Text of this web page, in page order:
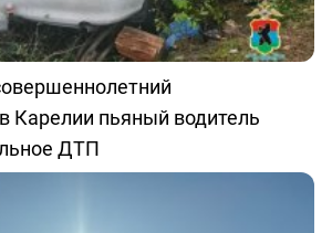
Карелии пьяный водитель
ДТП